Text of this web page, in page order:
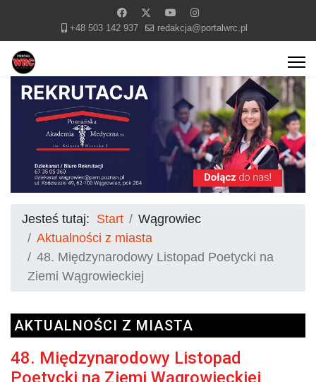
+48 503 142 937 redakcja@portalwrc.pl
Jesteś tutaj: Start
Wągrowiec
Aktualności z miasta
48. Międzynarodowy Listopad Poetycki na
Ziemi Wągrowieckiej
AKTUALNOŚCI Z MIASTA
48. Międzynarodowy Listopad
Poetycki na Ziemi Wągrowieckiej